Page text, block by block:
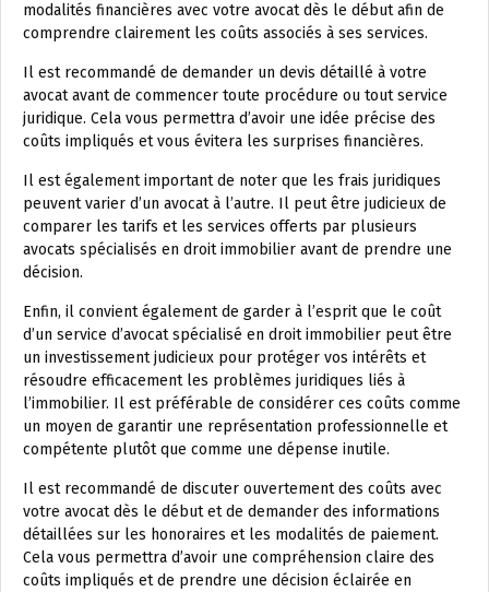
modalités financières avec votre avocat dès le début afin de
comprendre clairement les coûts associés à ses services.
Il est recommandé de demander un devis détaillé à votre
avocat avant de commencer toute procédure ou tout service
juridique. Cela vous permettra d’avoir une idée précise des
coûts impliqués et vous évitera les surprises financières.
Il est également important de noter que les frais juridiques
peuvent varier d’un avocat à l’autre. Il peut être judicieux de
comparer les tarifs et les services offerts par plusieurs
avocats spécialisés en droit immobilier avant de prendre une
décision.
Enfin, il convient également de garder à l’esprit que le coût
d’un service d’avocat spécialisé en droit immobilier peut être
un investissement judicieux pour protéger vos intérêts et
résoudre efficacement les problèmes juridiques liés à
l’immobilier. Il est préférable de considérer ces coûts comme
un moyen de garantir une représentation professionnelle et
compétente plutôt que comme une dépense inutile.
Il est recommandé de discuter ouvertement des coûts avec
votre avocat dès le début et de demander des informations
détaillées sur les honoraires et les modalités de paiement.
Cela vous permettra d’avoir une compréhension claire des
coûts impliqués et de prendre une décision éclairée en